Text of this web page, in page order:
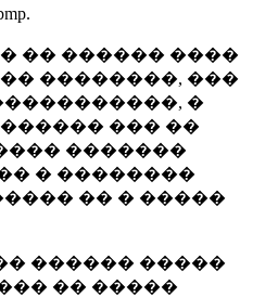
�� ������ ����
��������, ���
�
��� ��
�������
� ��������
�� � �����
������ �����
�� �����